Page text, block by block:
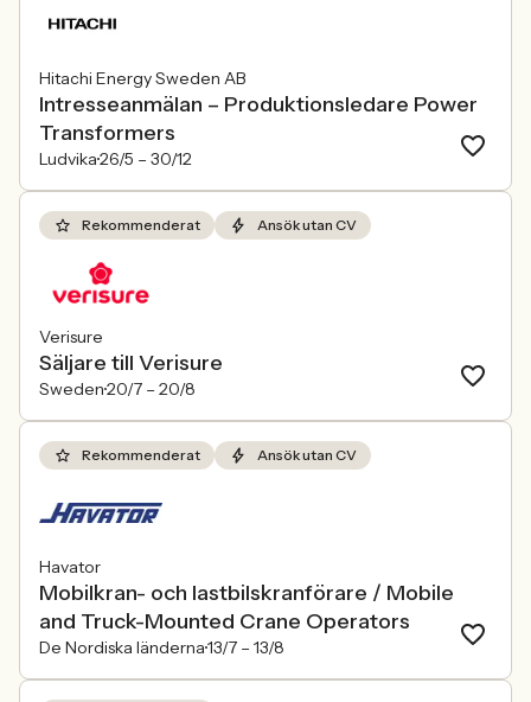
Hitachi Energy Sweden AB
Intresseanmälan – Produktionsledare Power
Transformers
Ludvika26/5 – 30/12
Rekommenderat Ansök utan CV
Verisure
Säljare till Verisure
Sweden20/7 – 20/8
Rekommenderat Ansök utan CV
Havator
Mobilkran- och lastbilskranförare / Mobile
and Truck-Mounted Crane Operators
De Nordiska länderna13/7 – 13/8